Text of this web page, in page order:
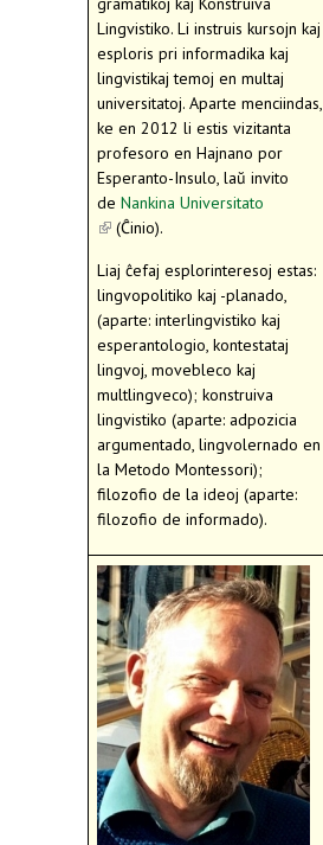
Lingvistiko. Li instruis kursojn kaj
esploris pri informadika kaj
lingvistikaj temoj en multaj
universitatoj. Aparte menciindas,
ke en 2012 li estis vizitanta
profesoro en Hajnano por
Esperanto-Insulo, laŭ invito
de Nankina Universitato
(link is external)
(Ĉinio).
Liaj ĉefaj esplorinteresoj estas:
lingvopolitiko kaj -planado,
(aparte: interlingvistiko kaj
esperantologio, kontestataj
lingvoj, movebleco kaj
multlingveco); konstruiva
lingvistiko (aparte: adpozicia
argumentado, lingvolernado en
la Metodo Montessori);
filozofio de la ideoj (aparte:
filozofio de informado).